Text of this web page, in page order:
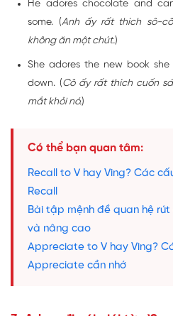
He adores chocolate and
some. (Anh ấy rất thích sô-
không ăn một chút.)
She adores the new book
down. (Cô ấy rất thích cuốn
mắt khỏi nó.)
Có thể bạn quan tâm:
Recall to V hay Ving? Các
Recall
Bài tập mệnh đề quan hệ
và nâng cao
Appreciate to V hay Ving?
Appreciate cần nhớ